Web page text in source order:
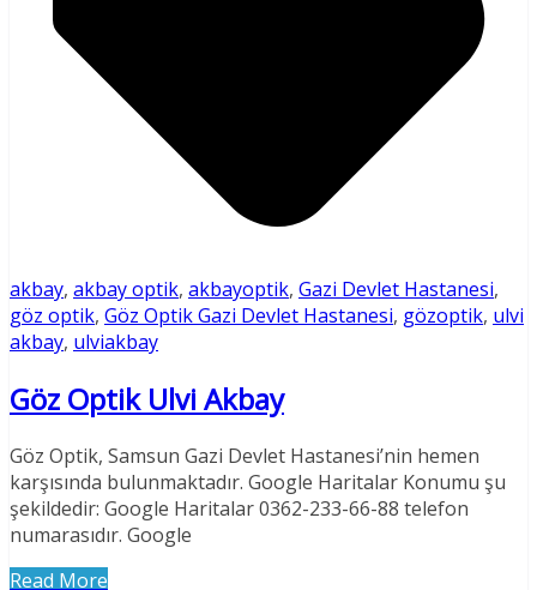
akbay, akbay optik, akbayoptik, Gazi Devlet Hastanesi,
göz optik, Göz Optik Gazi Devlet Hastanesi, gözoptik, ulvi
akbay, ulviakbay
Göz Optik Ulvi Akbay
Göz Optik, Samsun Gazi Devlet Hastanesi’nin hemen
karşısında bulunmaktadır. Google Haritalar Konumu şu
şekildedir: Google Haritalar 0362-233-66-88 telefon
numarasıdır. Google
Read More